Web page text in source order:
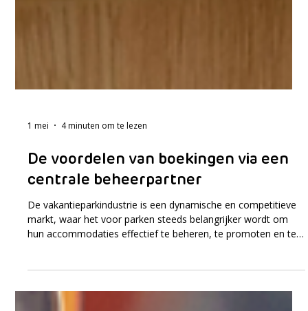
1 mei 4 minuten om te lezen
De voordelen van boekingen via een
centrale beheerpartner
markt, waar het voor parken steeds belangrijker wordt om
hun accommodaties effectief te beheren, te promoten en te
verkopen. De manier waarop dit gebeurt heeft direct invloed